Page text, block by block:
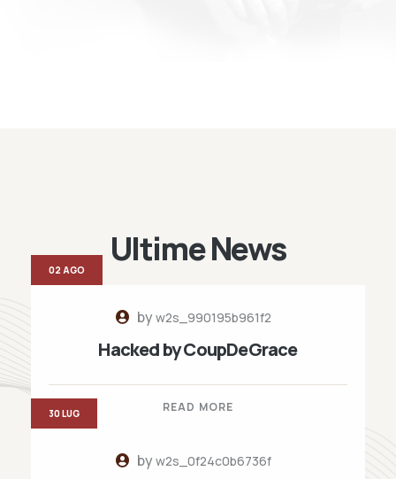
Ultime News
byw2s_990195b961f2
Hacked by CoupDeGrace
READ MORE
02 AGO
byw2s_0f24c0b6736f
30 LUG